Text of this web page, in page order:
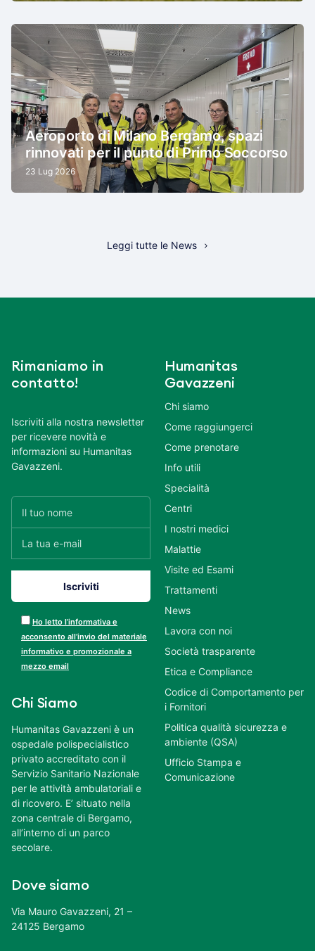
Aeroporto di Milano Bergamo, spazi
rinnovati per il punto di Primo Soccorso
23 Lug 2026
Leggi tutte le News
Rimaniamo in
contatto!
Iscriviti alla nostra newsletter
per ricevere novità e
informazioni su Humanitas
Gavazzeni.
Ho letto l’informativa e
acconsento all’invio del materiale
informativo e promozionale a
mezzo email
Chi Siamo
Humanitas Gavazzeni è un
ospedale polispecialistico
privato accreditato con il
Servizio Sanitario Nazionale
per le attività ambulatoriali e
di ricovero. E’ situato nella
zona centrale di Bergamo,
all’interno di un parco
secolare.
Dove siamo
Via Mauro Gavazzeni, 21 –
24125 Bergamo
Humanitas
Gavazzeni
Chi siamo
Come raggiungerci
Come prenotare
Info utili
Specialità
Centri
I nostri medici
Malattie
Visite ed Esami
Trattamenti
News
Lavora con noi
Società trasparente
Etica e Compliance
Codice di Comportamento per
i Fornitori
Politica qualità sicurezza e
ambiente (QSA)
Ufficio Stampa e
Comunicazione